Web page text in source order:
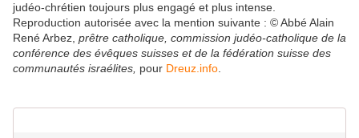
judéo-chrétien toujours plus engagé et plus intense.
Reproduction autorisée avec la mention suivante : © Abbé Alain
René Arbez, prêtre catholique, commission judéo-catholique de la
conférence des évêques suisses et de la fédération suisse des
communautés israélites, pour Dreuz.info